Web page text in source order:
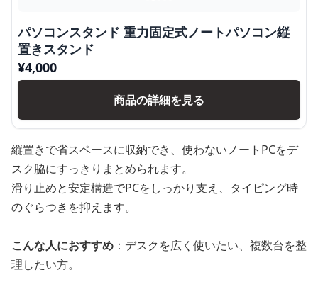
パソコンスタンド 重力固定式ノートパソコン縦
置きスタンド
¥4,000
商品の詳細を見る
縦置きで省スペースに収納でき、使わないノートPCをデ
スク脇にすっきりまとめられます。
滑り止めと安定構造でPCをしっかり支え、タイピング時
のぐらつきを抑えます。
こんな人におすすめ ：デスクを広く使いたい、複数台を整
理したい方。